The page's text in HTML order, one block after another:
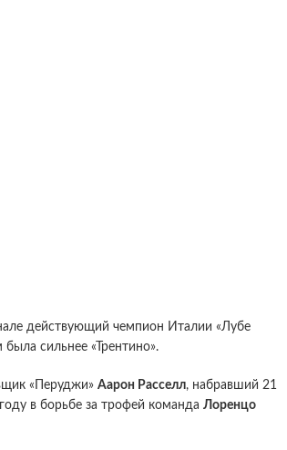
действующий чемпион Италии «Лубе
сильнее «Трентино».
«Перуджи» Аарон Расселл, набравший 21
в борьбе за трофей команда Лоренцо